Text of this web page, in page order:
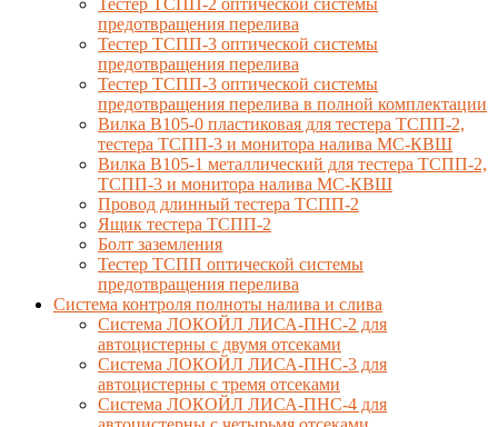
предотвращения перелива
Тестер ТСПП-3 оптической системы
предотвращения перелива
Тестер ТСПП-3 оптической системы
предотвращения перелива в полной комплектации
Вилка В105-0 пластиковая для тестера ТСПП-2,
тестера ТСПП-3 и монитора налива МС-КВШ
Вилка В105-1 металлический для тестера ТСПП-2,
ТСПП-3 и монитора налива МС-КВШ
Провод длинный тестера ТСПП-2
Ящик тестера ТСПП-2
Болт заземления
Тестер ТСПП оптической системы
предотвращения перелива
Cистема контроля полноты налива и слива
Система ЛОКОЙЛ ЛИСА-ПНС-2 для
автоцистерны с двумя отсеками
Система ЛОКОЙЛ ЛИСА-ПНС-3 для
автоцистерны с тремя отсеками
Система ЛОКОЙЛ ЛИСА-ПНС-4 для